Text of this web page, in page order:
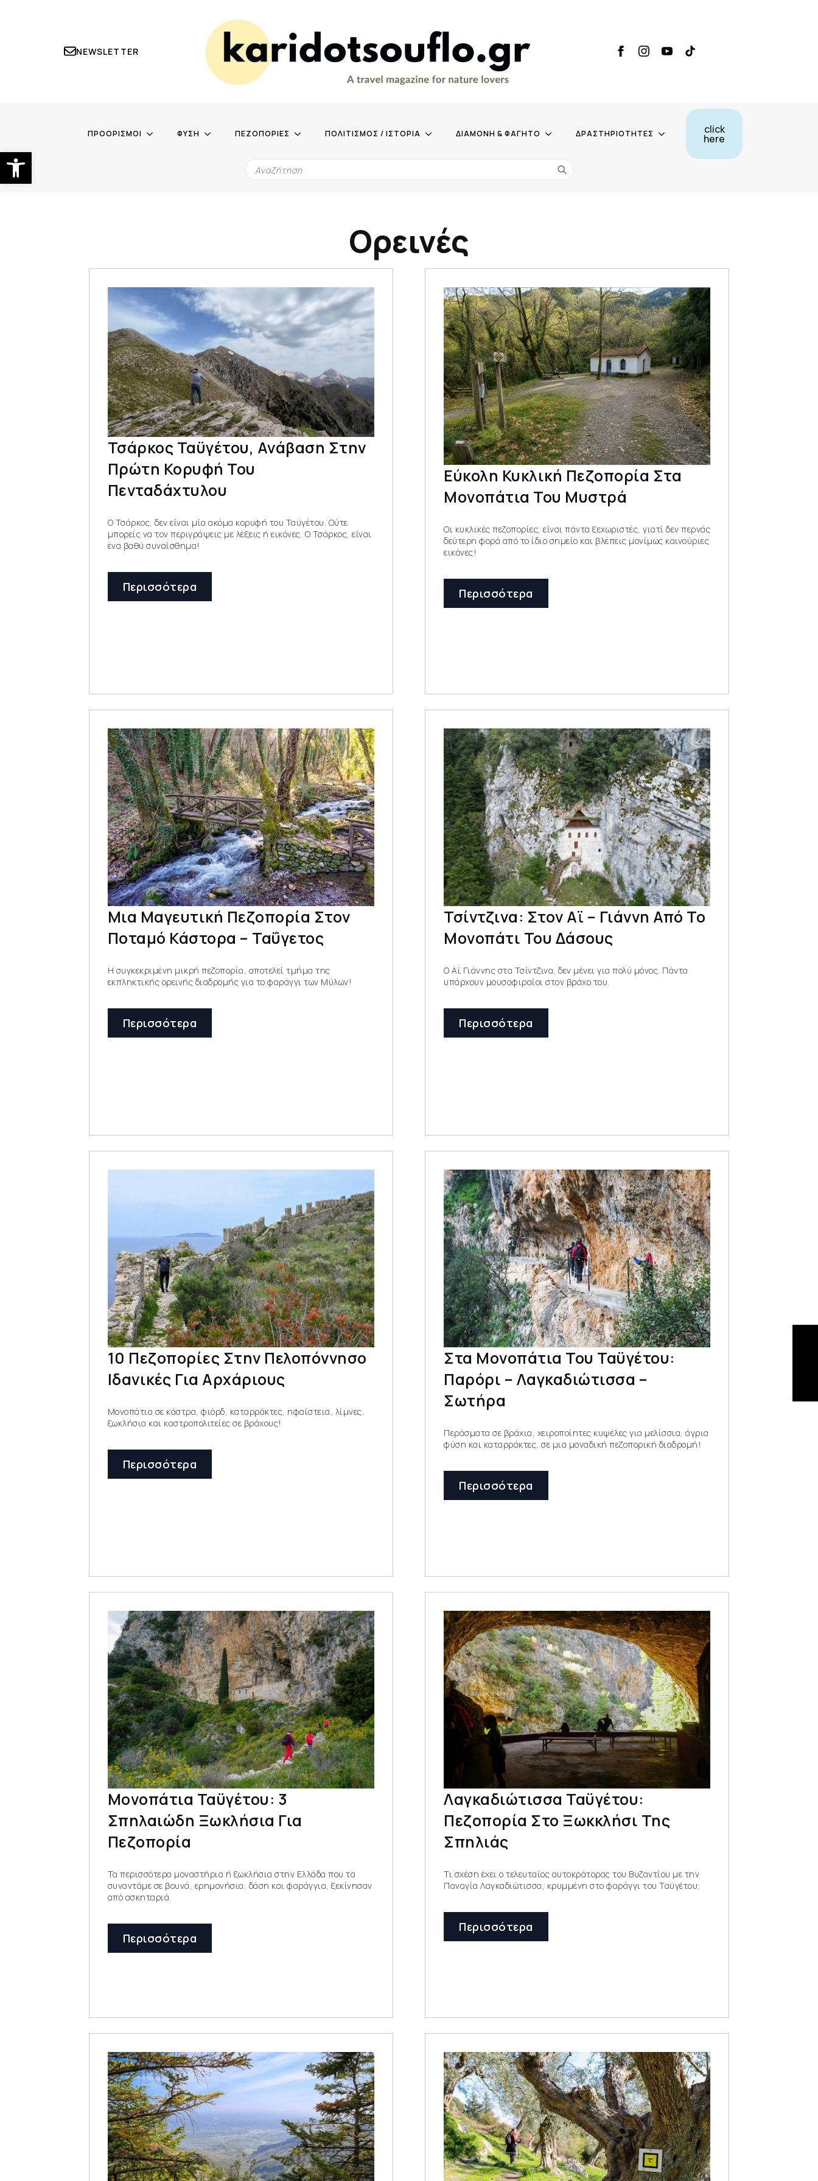
Ανοίξτε τη γραμμή εργαλείων
NEWSLETTER
ΠΡΟΟΡΙΣΜΟΙ ΦΥΣΗ ΠΕΖΟΠΟΡΙΕΣ ΠΟΛΙΤΙΣΜΟΣ / ΙΣΤΟΡΙΑ ΔΙΑΜΟΝΗ & ΦΑΓΗΤΟ ΔΡΑΣΤΗΡΙΟΤΗΤΕΣ click
here
Ορεινές
Τσάρκος Ταϋγέτου, Ανάβαση Στην
Πρώτη Κορυφή Του
Πενταδάχτυλου
Ο Τσάρκος, δεν είναι μία ακόμα κορυφή του Ταϋγέτου. Ούτε
μπορείς να τον περιγράψεις με λέξεις ή εικόνες. Ο Τσάρκος, είναι
ένα βαθύ συναίσθημα!
Περισσότερα
Εύκολη Κυκλική Πεζοπορία Στα
Μονοπάτια Του Μυστρά
Οι κυκλικές πεζοπορίες, είναι πάντα ξεχωριστές, γιατί δεν περνάς
δεύτερη φορά από το ίδιο σημείο και βλέπεις μονίμως καινούριες
εικόνες!
Περισσότερα
Μια Μαγευτική Πεζοπορία Στον
Ποταμό Κάστορα – Ταΰγετος
Η συγκεκριμένη μικρή πεζοπορία, αποτελεί τμήμα της
εκπληκτικής ορεινής διαδρομής για το φαράγγι των Μύλων!
Περισσότερα
Τσίντζινα: Στον Αϊ – Γιάννη Από Το
Μονοπάτι Του Δάσους
Ο Αϊ Γιάννης στα Τσίντζινα, δεν μένει για πολύ μόνος. Πάντα
υπάρχουν μουσαφιραίοι στον βράχο του.
Περισσότερα
10 Πεζοπορίες Στην Πελοπόννησο
Ιδανικές Για Αρχάριους
Μονοπάτια σε κάστρα, φιόρδ, καταρράκτες, ηφαίστεια, λίμνες,
ξωκλήσια και καστροπολιτείες σε βράχους!
Περισσότερα
Στα Μονοπάτια Του Ταϋγέτου:
Παρόρι – Λαγκαδιώτισσα –
Σωτήρα
Περάσματα σε βράχια, χειροποίητες κυψέλες για μελίσσια, άγρια
φύση και καταρράκτες, σε μια μοναδική πεζοπορική διαδρομή!
Περισσότερα
Μονοπάτια Ταϋγέτου: 3
Σπηλαιώδη Ξωκλήσια Για
Πεζοπορία
Τα περισσότερα μοναστήρια ή ξωκλήσια στην Ελλάδα που τα
συναντάμε σε βουνά, ερημονήσια, δάση και φαράγγια, ξεκίνησαν
από ασκηταριά.
Περισσότερα
Λαγκαδιώτισσα Ταϋγέτου:
Πεζοπορία Στο Ξωκκλήσι Της
Σπηλιάς
Τι σχέση έχει ο τελευταίος αυτοκράτορας του Βυζαντίου με την
Παναγία Λαγκαδιώτισσα, κρυμμένη στο φαράγγι του Ταϋγέτου;
Περισσότερα